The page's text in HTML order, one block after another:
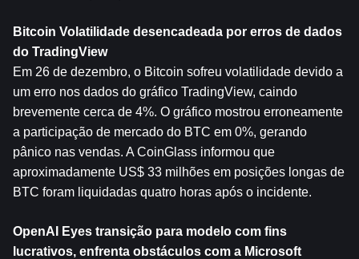
Bitcoin Volatilidade desencadeada por erros de dados
do TradingView
Em 26 de dezembro, o Bitcoin sofreu volatilidade devido a
um erro nos dados do gráfico TradingView, caindo
brevemente cerca de 4%. O gráfico mostrou erroneamente
a participação de mercado do BTC em 0%, gerando
pânico nas vendas. A CoinGlass informou que
aproximadamente US$ 33 milhões em posições longas de
BTC foram liquidadas quatro horas após o incidente.
OpenAI Eyes transição para modelo com fins
lucrativos, enfrenta obstáculos com a Microsoft